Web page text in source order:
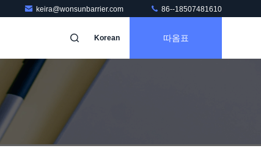
keira@wonsunbarrier.com 86--18507481610
Korean 따옴표